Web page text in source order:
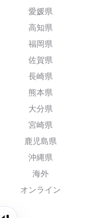
愛媛県
高知県
福岡県
佐賀県
長崎県
熊本県
大分県
宮崎県
鹿児島県
沖縄県
海外
オンライン